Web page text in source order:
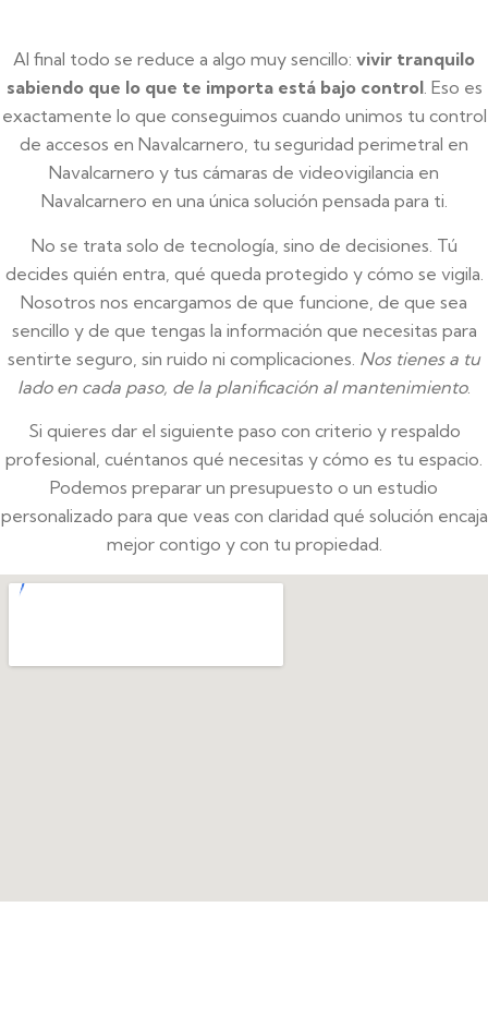
Al final todo se reduce a algo muy sencillo: vivir tranquilo
sabiendo que lo que te importa está bajo control. Eso es
exactamente lo que conseguimos cuando unimos tu control
de accesos en Navalcarnero, tu seguridad perimetral en
Navalcarnero y tus cámaras de videovigilancia en
Navalcarnero en una única solución pensada para ti.
No se trata solo de tecnología, sino de decisiones. Tú
decides quién entra, qué queda protegido y cómo se vigila.
Nosotros nos encargamos de que funcione, de que sea
sencillo y de que tengas la información que necesitas para
sentirte seguro, sin ruido ni complicaciones. Nos tienes a tu
lado en cada paso, de la planificación al mantenimiento.
Si quieres dar el siguiente paso con criterio y respaldo
profesional, cuéntanos qué necesitas y cómo es tu espacio.
Podemos preparar un presupuesto o un estudio
personalizado para que veas con claridad qué solución encaja
mejor contigo y con tu propiedad.